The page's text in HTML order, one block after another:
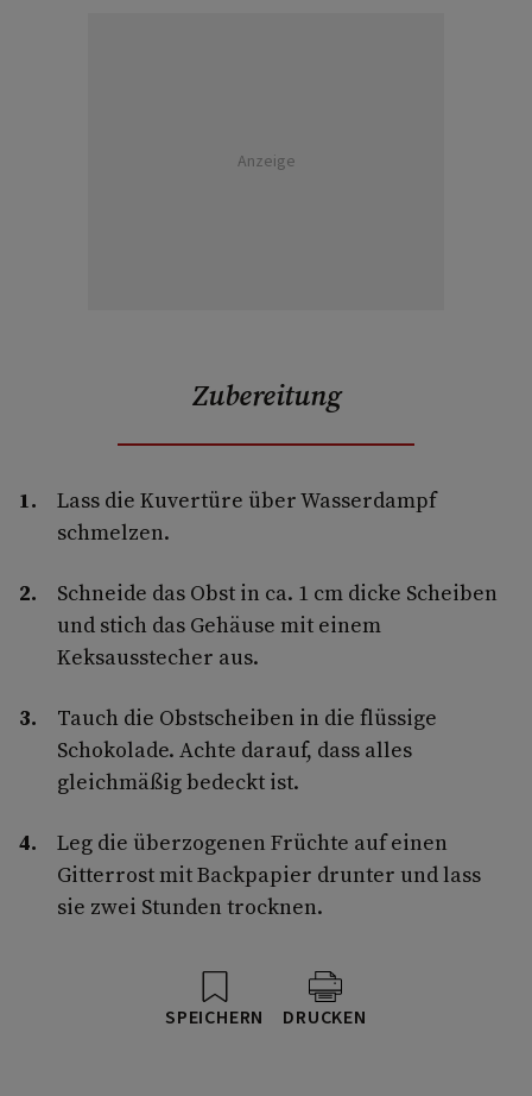
Anzeige
Zubereitung
Lass die Kuvertüre über Wasserdampf
schmelzen.
Schneide das Obst in ca. 1 cm dicke Scheiben
und stich das Gehäuse mit einem
Keksausstecher aus.
Tauch die Obstscheiben in die flüssige
Schokolade. Achte darauf, dass alles
gleichmäßig bedeckt ist.
Leg die überzogenen Früchte auf einen
Gitterrost mit Backpapier drunter und lass
sie zwei Stunden trocknen.
SPEICHERN DRUCKEN